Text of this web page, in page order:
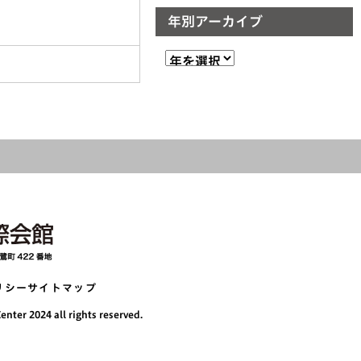
年別アーカイブ
シー サイトマップ
2024 all rights reserved.